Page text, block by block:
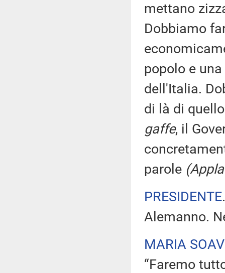
mettano
Dobbiamo
popolo e
dell'Italia.
di là di
gaffe, il
parole
PRESIDENTE
Alemanno.
MARIA
“Faremo